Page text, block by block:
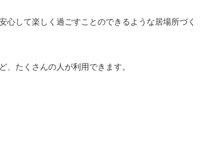
して楽しく過ごすことのできるような居場所づく
、たくさんの人が利用できます。